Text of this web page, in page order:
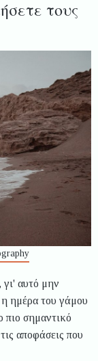
τους
γι' αυτό μην
η ημέρα του γάμου
πιο σημαντικό
αποφάσεις που